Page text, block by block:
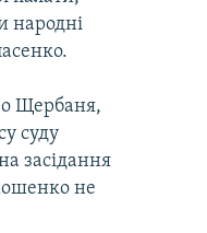
народні
Щербаня,
суду
засідання
не